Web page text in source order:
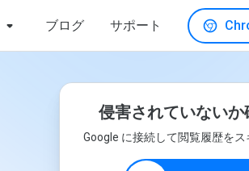
ブログ サポート
侵害されていないか
Google に接続して閲覧履歴をス